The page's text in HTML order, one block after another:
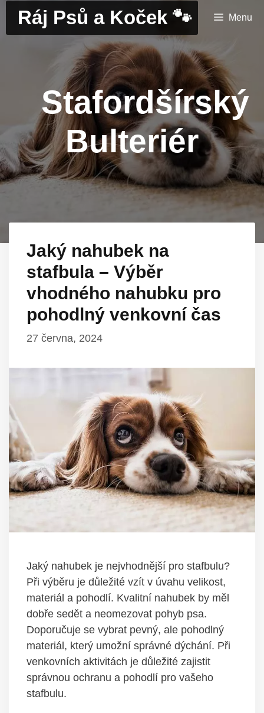
PřeskočitRáj Psů a Koček 🐾 Menu
Stafordšírský
Bulteriér
Jaký nahubek na
stafbula – Výběr
vhodného nahubku pro
pohodlný venkovní čas
27 června, 2024
Jaký nahubek je nejvhodnější pro stafbulu?
Při výběru je důležité vzít v úvahu velikost,
materiál a pohodlí. Kvalitní nahubek by měl
dobře sedět a neomezovat pohyb psa.
Doporučuje se vybrat pevný, ale pohodlný
materiál, který umožní správné dýchání. Při
venkovních aktivitách je důležité zajistit
správnou ochranu a pohodlí pro vašeho
stafbulu.